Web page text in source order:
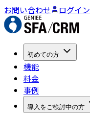
お問い合わせ ログイン
初めての方
機能
料金
事例
導入をご検討中の方